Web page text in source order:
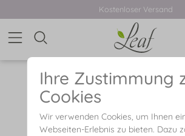
Kostenloser Versand
Ihre Zustimmung
Cookies
Wir verwenden Cookies, um Ihnen
Webseiten-Erlebnis zu bieten. Dazu